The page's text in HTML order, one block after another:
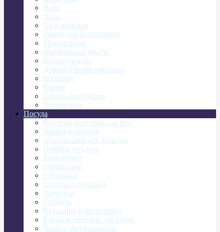
Вазы
Часы
Подсвечники
Рамки для фотографий
Миниатюры
Фарфоровые цветы
Колокольчики
Декоративные туфельки
Копилки
Кашпо
Елочные игрушки
Помандеры
Посуда
Кодлеры и рюмки для яиц
Чашки и кружки
Открывалки для бутылок
Пивные кружки
Кофейники
Орешницы
Соусники
Сосуды и бутылки
Подносы
Сервизы
Кувшины и молочники
Блюда и лопатки для торта
Чаши и фруктовницы